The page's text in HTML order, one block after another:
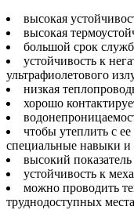
высокая
высокая
большой срок
устойчивость к
ультрафиолетового
низкая
хорошо
чтобы утеплить с
специальные навыки
высокий
устойчивость к
можно проводить
труднодоступных